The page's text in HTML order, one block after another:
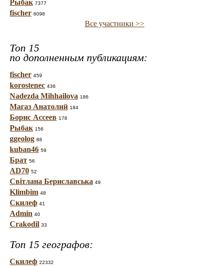
Рыбак 7377
fischer 6098
Все участники >>
Топ 15
по дополненным публикациям:
fischer 459
korostenec 436
Nadezda Mihhailova 186
Магаз Анатолий 184
Борис Ассеев 178
Рыбак 156
ggeolog 88
kuban46 59
Брат 56
AD70 52
Світлана Бериславська 49
Klimbim 48
Скилеф 41
Admin 40
Crakodil 33
Топ 15 географов:
Скилеф 22332